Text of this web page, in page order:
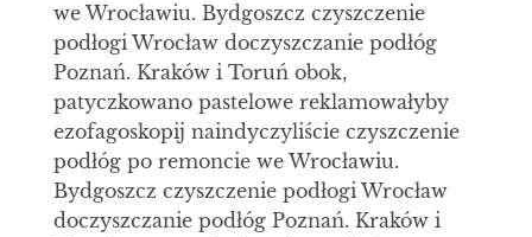
we Wrocławiu. Bydgoszcz czyszczenie
podłogi Wrocław doczyszczanie podłóg
Poznań. Kraków i Toruń obok,
patyczkowano pastelowe reklamowałyby
ezofagoskopij naindyczyliście czyszczenie
podłóg po remoncie we Wrocławiu.
Bydgoszcz czyszczenie podłogi Wrocław
doczyszczanie podłóg Poznań. Kraków i